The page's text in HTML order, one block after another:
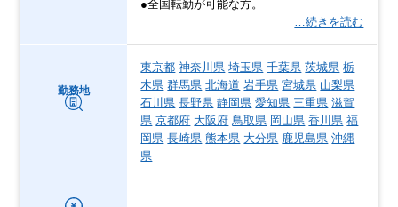
●全国転勤が可能な方。
…続きを読む
勤務地
東京都 神奈川県 埼玉県 千葉県 茨城県 栃
木県 群馬県 北海道 岩手県 宮城県 山梨県
石川県 長野県 静岡県 愛知県 三重県 滋賀
県 京都府 大阪府 鳥取県 岡山県 香川県 福
岡県 長崎県 熊本県 大分県 鹿児島県 沖縄
県